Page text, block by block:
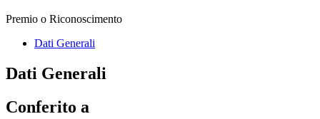
Premio o Riconoscimento
Dati Generali
Dati Generali
Conferito a